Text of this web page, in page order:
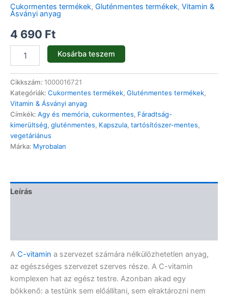
Cukormentes termékek, Gluténmentes termékek, Vitamin &
Ásványi anyag
4 690 Ft
Kosárba teszem
Cikkszám: 1000016721
Kategóriák: Cukormentes termékek, Gluténmentes termékek,
Vitamin & Ásványi anyag
Címkék: Agy és memória, cukormentes, Fáradtság-
kimerültség, gluténmentes, Kapszula, tartósítószer-mentes,
vegetáriánus
Márka: Myrobalan
Leírás
A C-vitamin a szervezet számára nélkülözhetetlen anyag,
az egészséges szervezet szerves része. A C-vitamin
komplexen hat az egész testre. Azonban akad egy
bökkenő: a testünk sem előállítani, sem elraktározni nem